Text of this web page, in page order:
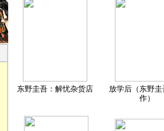
东野圭吾：解忧杂货店
放学后（东野圭
作）